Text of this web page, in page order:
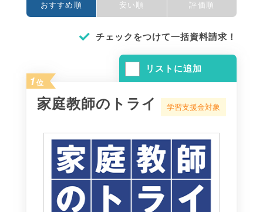
おすすめ順 安い順 評価順
チェックをつけて一括資料請求！
リストに追加
1 位
家庭教師のトライ 学習支援金対象